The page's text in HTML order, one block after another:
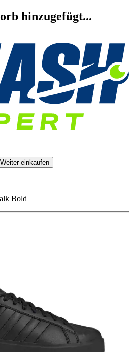
hinzugefügt...
Weiter einkaufen
Bold